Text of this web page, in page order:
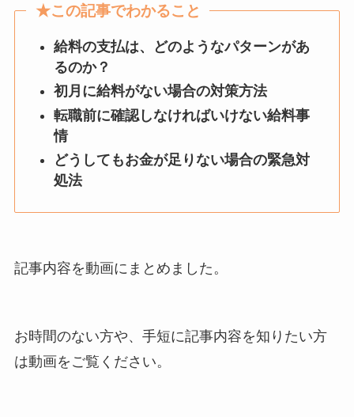
★この記事でわかること
給料の支払は、どのようなパターンがあ
るのか？
初月に給料がない場合の対策方法
転職前に確認しなければいけない給料事
情
どうしてもお金が足りない場合の緊急対
処法
記事内容を動画にまとめました。
お時間のない方や、手短に記事内容を知りたい方
は動画をご覧ください。